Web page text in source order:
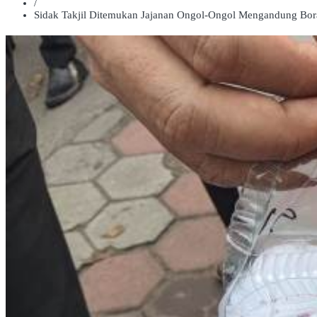
/
Sidak Takjil Ditemukan Jajanan Ongol-Ongol Mengandung